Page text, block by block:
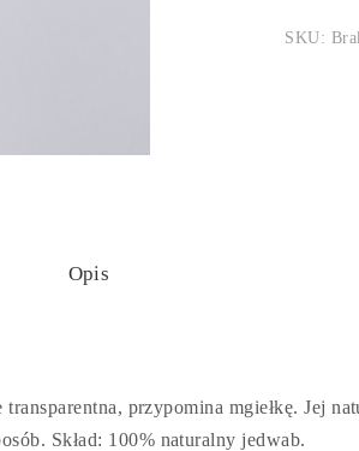
SKU:
Opis
przypomina mgiełkę. Jej
Skład: 100% naturalny jedwab.